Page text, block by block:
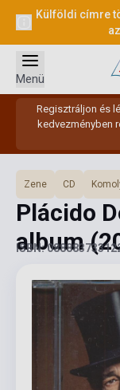
Külföldi címre
az
Regisztráljon és
kedvezményben
Menü
Zene CD
Plácido
album
ISBN: